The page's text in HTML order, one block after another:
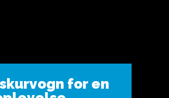
for en